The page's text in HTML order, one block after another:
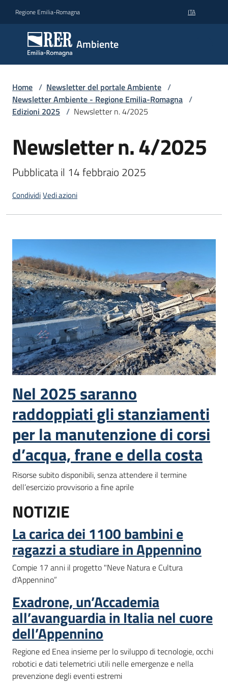
Regione Emilia-Romagna ITA
Ambiente
Ambiente
Novità
Atti
Bandi
Piani
Progetti
Seguici
su
Home / Newsletter del portale Ambiente /
Newsletter Ambiente - Regione Emilia-Romagna /
Edizioni 2025 / Newsletter n. 4/2025
Salta al contenuto
Newsletter n. 4/2025
Pubblicata il 14 febbraio 2025
CondividiVedi azioni
Nel 2025 saranno
raddoppiati gli stanziamenti
per la manutenzione di corsi
d’acqua, frane e della costa
Risorse subito disponibili, senza attendere il termine
dell’esercizio provvisorio a fine aprile
NOTIZIE
La carica dei 1100 bambini e
ragazzi a studiare in Appennino
Compie 17 anni il progetto "Neve Natura e Cultura
d'Appennino”
Exadrone, un’Accademia
all’avanguardia in Italia nel cuore
dell’Appennino
Regione ed Enea insieme per lo sviluppo di tecnologie, occhi
robotici e dati telemetrici utili nelle emergenze e nella
prevenzione degli eventi estremi